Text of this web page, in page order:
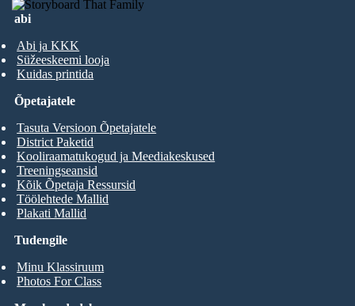
abi
Abi ja KKK
Süžeeskeemi looja
Kuidas printida
Tudengile
Minu Klassiruum
Photos For Class
Õpetajatele
Tasuta Versioon Õpetajatele
District Paketid
Kooliraamatukogud ja Meediakeskused
Treeningseansid
Kõik Õpetaja Ressursid
Töölehtede Mallid
Plakati Mallid